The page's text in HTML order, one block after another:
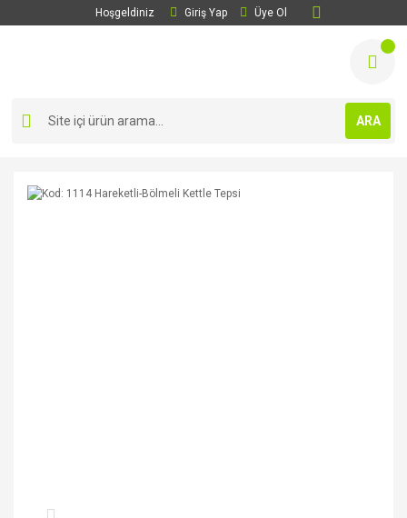
Hoşgeldiniz Giriş Yap Üye Ol
ARA